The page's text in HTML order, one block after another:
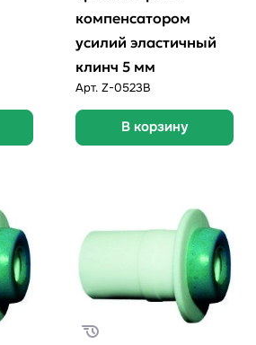
компенсатором
усилий эластичный
клинч 5 мм
Арт. Z-0523В
В корзину